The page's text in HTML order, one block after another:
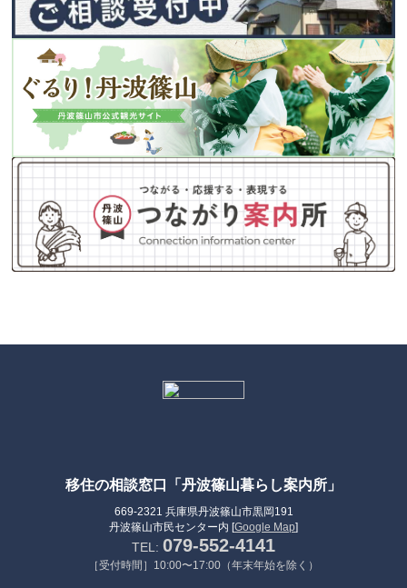
移住の相談窓口「丹波篠山暮らし案内所」
669-2321 兵庫県丹波篠山市黒岡191
丹波篠山市民センター内 [Google Map]
TEL: 079-552-4141
［受付時間］10:00〜17:00（年末年始を除く）